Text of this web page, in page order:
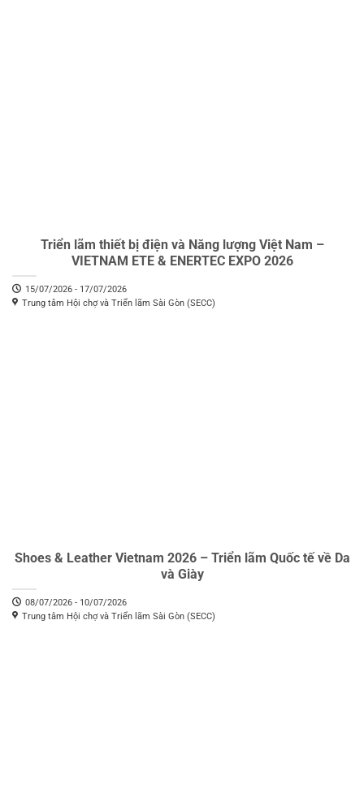
Triển lãm thiết bị điện và Năng lượng Việt Nam –
VIETNAM ETE & ENERTEC EXPO 2026
15/07/2026 - 17/07/2026
Trung tâm Hội chợ và Triển lãm Sài Gòn (SECC)
Shoes & Leather Vietnam 2026 – Triển lãm Quốc tế về Da
và Giày
08/07/2026 - 10/07/2026
Trung tâm Hội chợ và Triển lãm Sài Gòn (SECC)